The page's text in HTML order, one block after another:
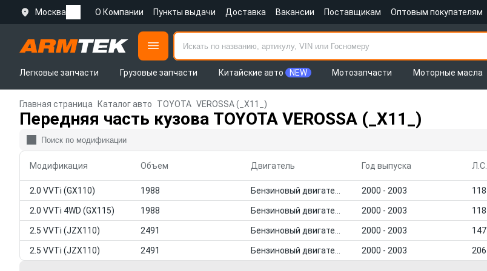
Москва О Компании Пункты выдачи Доставка Вакансии Поставщикам Оптовым покупателям
Легковые запчасти
Грузовые запчасти Китайские авто NEW Мотозапчасти Моторные масла
Главная страница Каталог авто TOYOTA VEROSSA (_X11_)
Передняя часть кузова TOYOTA VEROSSA (_X11_)
Модификация Объем Двигатель Год выпуска Л.С.
2.0 VVTi (GX110) 1988 2000 - 2003 118
2.0 VVTi 4WD (GX115) 1988 2000 - 2003 118
2.5 VVTi (JZX110) 2491 2000 - 2003 147
2.5 VVTi (JZX110) 2491 2000 - 2003 206